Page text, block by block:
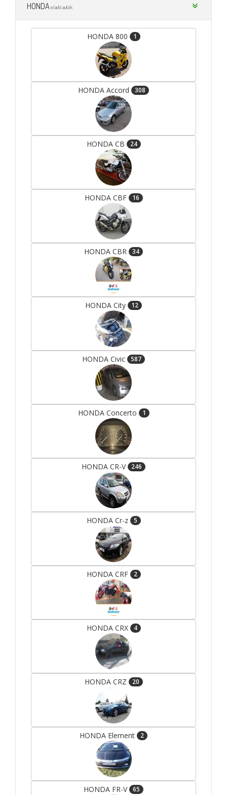
HONDAeladó autók
HONDA 800 1
HONDA Accord 308
HONDA CB 24
HONDA CBF 16
HONDA CBR 34
HONDA City 12
HONDA Civic 587
HONDA Concerto 1
HONDA CR-V 246
HONDA Cr-z 5
HONDA CRF 2
HONDA CRX 4
HONDA CRZ 20
HONDA Element 2
HONDA FR-V 65